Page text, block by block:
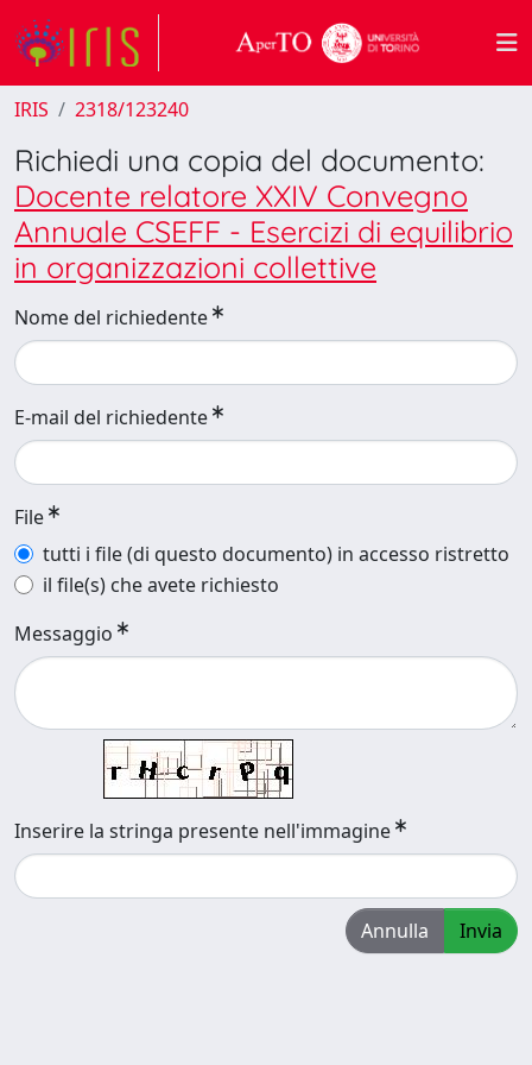
IRIS 2318/123240
Richiedi una copia del documento:
Docente relatore XXIV Convegno
Annuale CSEFF - Esercizi di equilibrio
in organizzazioni collettive
Nome del richiedente
E-mail del richiedente
File
tutti i file (di questo documento) in accesso ristretto
il file(s) che avete richiesto
Messaggio
Inserire la stringa presente nell'immagine
Annulla Invia